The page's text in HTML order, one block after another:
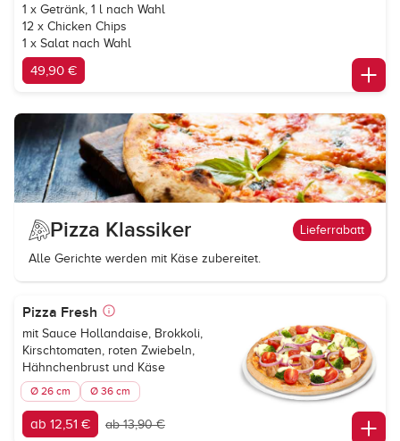
1 x Getränk, 1 l nach Wahl
12 x Chicken Chips
1 x Salat nach Wahl
49,90 €
Pizza Klassiker Lieferrabatt
Alle Gerichte werden mit Käse zubereitet.
Pizza Fresh
mit Sauce Hollandaise, Brokkoli,
Kirschtomaten, roten Zwiebeln,
Hähnchenbrust und Käse
Ø 26 cm Ø 36 cm
ab 12,51 € ab 13,90 €